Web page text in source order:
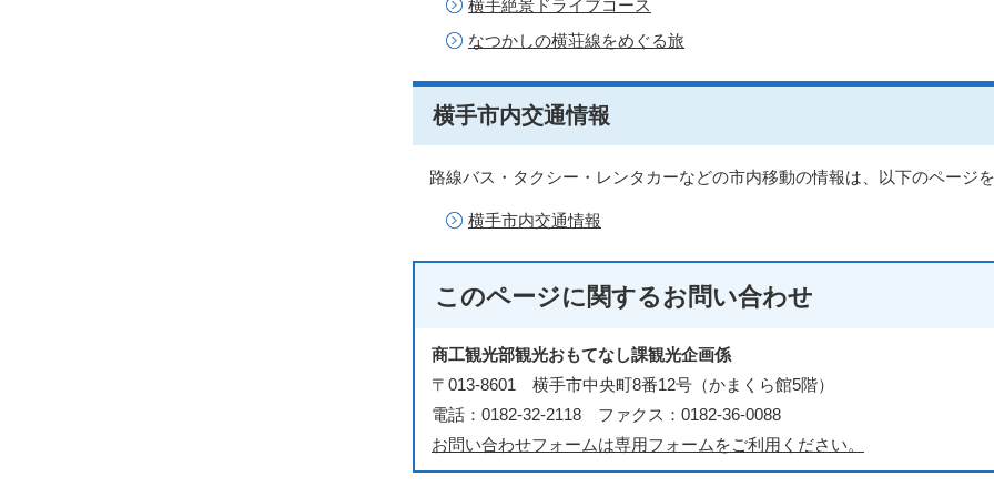
横手絶景ドライブコース
なつかしの横荘線をめぐる旅
横手市内交通情報
路線バス・タクシー・レンタカーなどの市内移動の情報は、以下のページを
横手市内交通情報
このページに関するお問い合わせ
商工観光部観光おもてなし課観光企画係
〒013-8601 横手市中央町8番12号（かまくら館5階）
電話：0182-32-2118 ファクス：0182-36-0088
お問い合わせフォームは専用フォームをご利用ください。